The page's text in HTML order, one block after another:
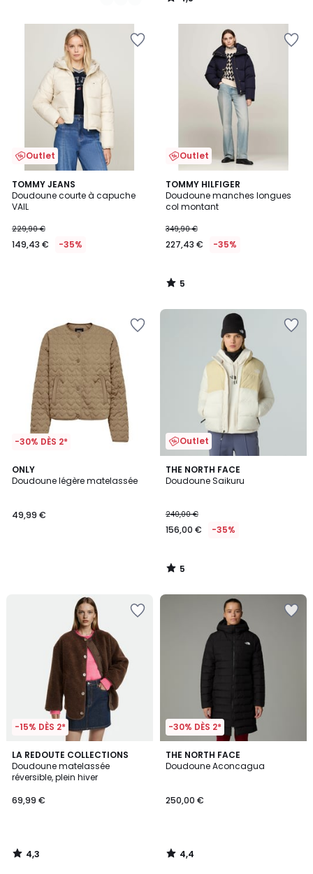
/
Outlet
TOMMY JEANS
Doudoune courte à capuche
VAIL
229,90 €
149,43 € -35%
Outlet
TOMMY HILFIGER
Doudoune manches longues
col montant
349,90 €
227,43 € -35%
5
/
5
5
/
-30% DÈS 2*
ONLY
Doudoune légère matelassée
49,99 €
Outlet
THE NORTH FACE
Doudoune Saikuru
240,00 €
156,00 € -35%
5
/
5
/
-15% DÈS 2*
LA REDOUTE COLLECTIONS
Doudoune matelassée
réversible, plein hiver
69,99 €
4,3
/ 5
4,3
/
-30% DÈS 2*
THE NORTH FACE
Doudoune Aconcagua
250,00 €
4,4
/ 5
4,4
/